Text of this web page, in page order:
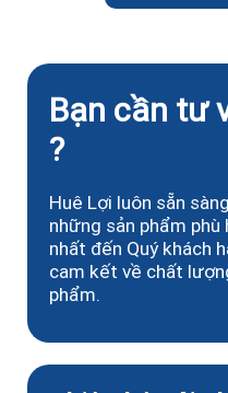
Bạn cần tư
?
Huê Lợi luôn sẵn
những sản phẩm phù
nhất đến Quý khách
cam kết về chất
phẩm.